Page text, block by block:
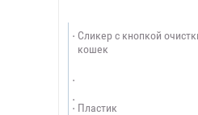
Сликер с кнопкой
кошек
Пластик